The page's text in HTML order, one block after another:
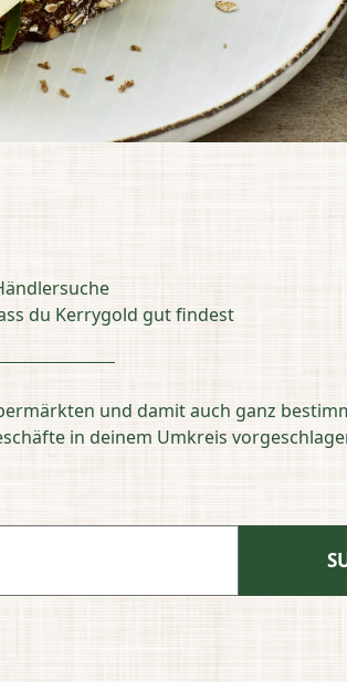
du Kerrygold gut findest
und damit auch ganz
in deinem Umkreis